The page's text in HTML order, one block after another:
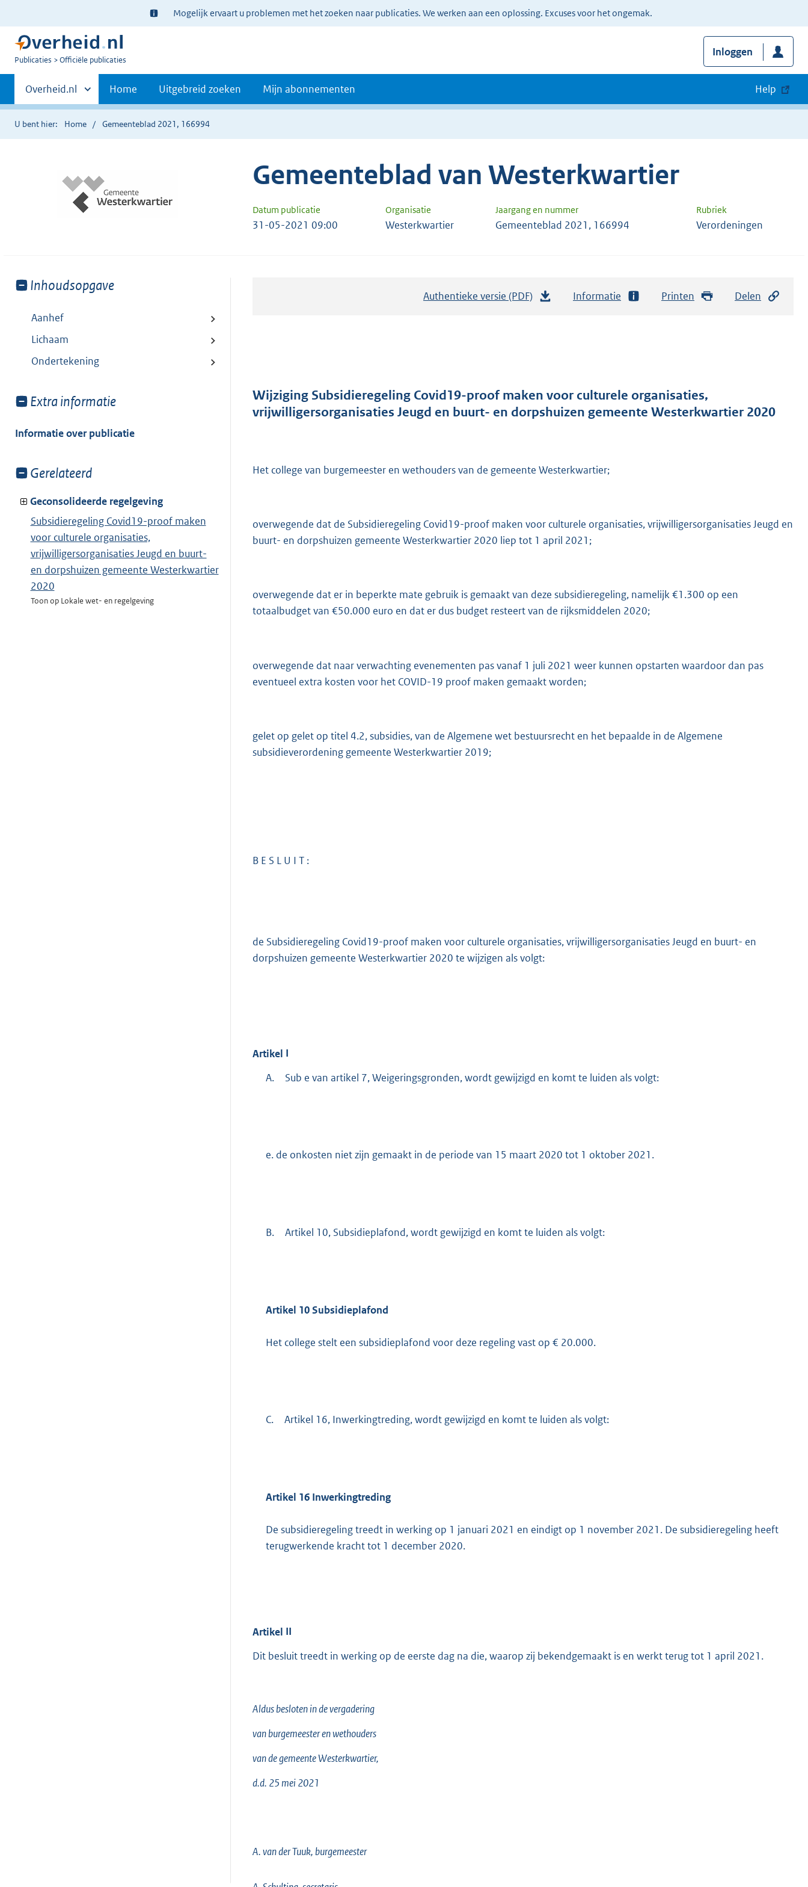
Ter
informatie:
Mogelijk ervaart u problemen met het zoeken naar publicaties. We werken aan een oplossing. Excuses voor het ongemak.
U
Publicaties Officiële publicaties
Inloggen
Primaire
navigatie
Andere
sites
binnen
Overheid.nl Home Uitgebreid zoeken Mijn abonnementen Help
U bent hier: Home Gemeenteblad 2021, 166994
Gemeenteblad van Westerkwartier
Datum publicatie Organisatie Jaargang en nummer Rubriek
31-05-2021 09:00 Westerkwartier Gemeenteblad 2021, 166994 Verordeningen
Toon
van:
Inhoudsopgave
Aanhef
Lichaam
Ondertekening
Toon
van:
Extra informatie
Informatie over publicatie
Toon
van:
Gerelateerd
Geconsolideerde regelgeving
Subsidieregeling Covid19-proof maken
voor culturele organisaties,
vrijwilligersorganisaties Jeugd en buurt-
en dorpshuizen gemeente Westerkwartier
2020
Toon op Lokale wet- en regelgeving
Authentieke versie (PDF)
d
s
o
e
1
Informatie Printen Delen
Wijziging Subsidieregeling Covid19-proof maken voor culturele organisaties,
vrijwilligersorganisaties Jeugd en buurt- en dorpshuizen gemeente Westerkwartier 2020
Het college van burgemeester en wethouders van de gemeente Westerkwartier;
overwegende dat de Subsidieregeling Covid19-proof maken voor culturele organisaties, vrijwilligersorganisaties Jeugd en
buurt- en dorpshuizen gemeente Westerkwartier 2020 liep tot 1 april 2021;
overwegende dat er in beperkte mate gebruik is gemaakt van deze subsidieregeling, namelijk €1.300 op een
totaalbudget van €50.000 euro en dat er dus budget resteert van de rijksmiddelen 2020;
overwegende dat naar verwachting evenementen pas vanaf 1 juli 2021 weer kunnen opstarten waardoor dan pas
eventueel extra kosten voor het COVID-19 proof maken gemaakt worden;
gelet op gelet op titel 4.2, subsidies, van de Algemene wet bestuursrecht en het bepaalde in de Algemene
subsidieverordening gemeente Westerkwartier 2019;
B E S L U I T :
de Subsidieregeling Covid19-proof maken voor culturele organisaties, vrijwilligersorganisaties Jeugd en buurt- en
dorpshuizen gemeente Westerkwartier 2020 te wijzigen als volgt:
Artikel I
A.
Sub e van artikel 7, Weigeringsgronden, wordt gewijzigd en komt te luiden als volgt:
e. de onkosten niet zijn gemaakt in de periode van 15 maart 2020 tot 1 oktober 2021.
B. Artikel 10, Subsidieplafond, wordt gewijzigd en komt te luiden als volgt:
Artikel 10 Subsidieplafond
Het college stelt een subsidieplafond voor deze regeling vast op € 20.000.
C. Artikel 16, Inwerkingtreding, wordt gewijzigd en komt te luiden als volgt:
Artikel 16 Inwerkingtreding
De subsidieregeling treedt in werking op 1 januari 2021 en eindigt op 1 november 2021. De subsidieregeling heeft
terugwerkende kracht tot 1 december 2020.
Artikel II
Dit besluit treedt in werking op de eerste dag na die, waarop zij bekendgemaakt is en werkt terug tot 1 april 2021.
Aldus besloten in de vergadering
van burgemeester en wethouders
van de gemeente Westerkwartier,
d.d. 25 mei 2021
A. van der Tuuk, burgemeester